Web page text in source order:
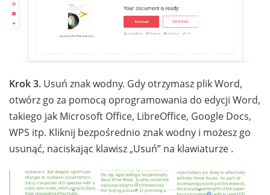
Krok 3. Usuń znak wodny. Gdy otrzymasz plik Word,
otwórz go za pomocą oprogramowania do edycji Word,
takiego jak Microsoft Office, LibreOffice, Google Docs,
WPS itp. Kliknij bezpośrednio znak wodny i możesz go
usunąć, naciskając klawisz „Usuń” na klawiaturze .